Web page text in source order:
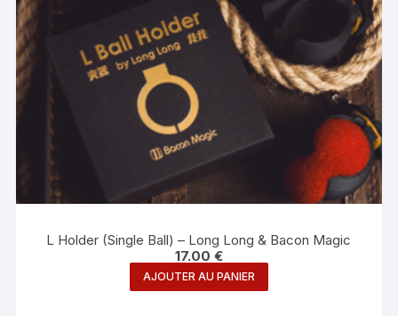
L Holder (Single Ball) – Long Long & Bacon Magic
17.00 €
AJOUTER AU PANIER